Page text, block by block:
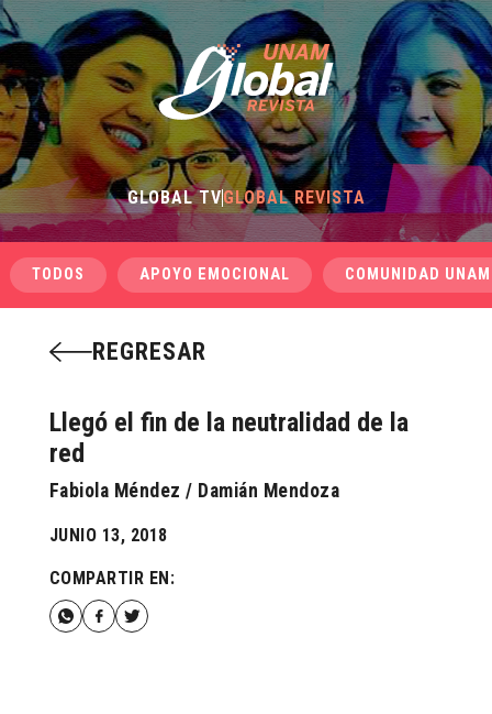
GLOBAL TVGLOBAL REVISTA
TODOS APOYO EMOCIONAL COMUNIDAD UNAM
REGRESAR
Llegó el fin de la neutralidad de la
red
Fabiola Méndez / Damián Mendoza
JUNIO 13, 2018
COMPARTIR EN: